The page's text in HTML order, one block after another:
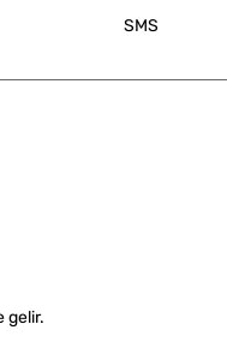
SMS
gelir.